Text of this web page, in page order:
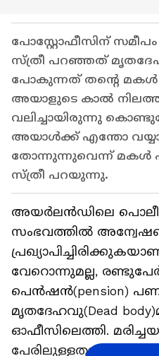
പോസ്റ്റോഫീസിന്
സ്ത്രീ പറഞ്ഞത്
പോകുന്നത് തന്‍റെ മകള്‍
അയാളുടെ കാല്‍
വലിച്ചായിരുന്നു
അയാള്‍ക്ക് എന്തോ
തോന്നുന്നുവെന്ന് മകള്‍
സ്ത്രീ പറയുന്നു.
അയര്‍ലന്‍ഡിലെ
സംഭവത്തില്‍
വേറൊന്നുമല്ല,
പെന്‍ഷന്‍(pension)
മൃതദേഹവു(Dead
ഓഫീസിലെത്തി.
പേരിലുള്ളതായിരുന്നു